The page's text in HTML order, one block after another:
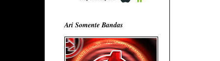
Ari Somente Bandas